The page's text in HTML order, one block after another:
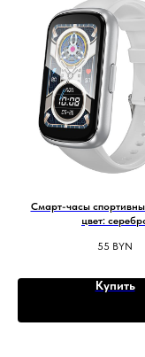
Смарт-часы
цвет:
55 BYN
Купить